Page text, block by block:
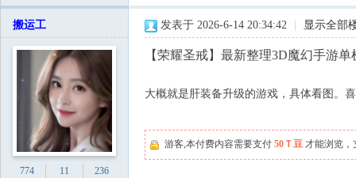
M
搬运工
774
11
236
发表于 2026-6-14 20:34:42 显示全部
【荣耀圣戒】最新整理3D魔幻手游
大概就是肝装备升级的游戏，具体看图。
游客,本付费内容需要支付 50Ｔ豆 才能浏览，